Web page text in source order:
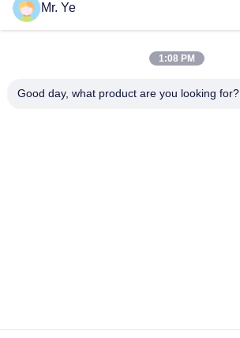
Mr. Ye
1:08 PM
Good day, what product are you looking for?